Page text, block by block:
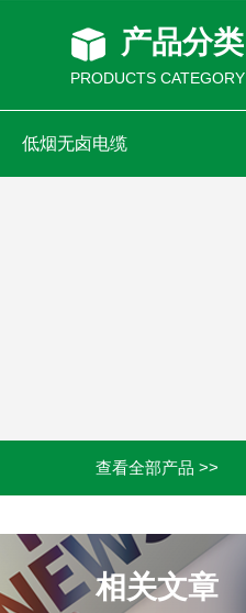
产品分类
PRODUCTS CATEGORY
低烟无卤电缆
查看全部产品 >>
相关文章